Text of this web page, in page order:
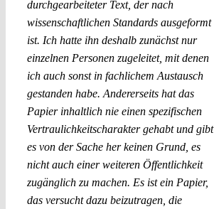
durchgearbeiteter Text, der nach
wissenschaftlichen Standards ausgeformt
ist. Ich hatte ihn deshalb zunächst nur
einzelnen Personen zugeleitet, mit denen
ich auch sonst in fachlichem Austausch
gestanden habe. Andererseits hat das
Papier inhaltlich nie einen spezifischen
Vertraulichkeitscharakter gehabt und gibt
es von der Sache her keinen Grund, es
nicht auch einer weiteren Öffentlichkeit
zugänglich zu machen. Es ist ein Papier,
das versucht dazu beizutragen, die